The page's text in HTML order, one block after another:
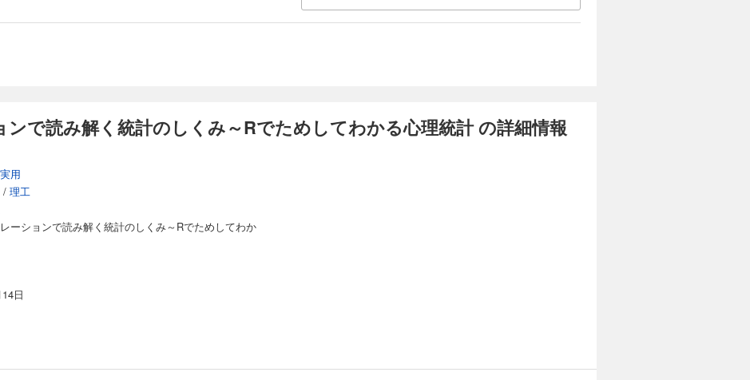
2.2 オブジェクトと変数の種類
3.2 確率分布の期待値と分散
3.3 乱数生成シミュレーションで確率分布を模倣する
●第4章 母数の推定のシミュレーション
4.1 統計的推測の基礎
4.3 相関係数の標本分布と信頼区間
4.4 演習問題
5.3 エラー確率のシミュレーション
6.1 統計的検定とQRPs
で読み解く統計のしくみ～Rでためしてわかる心理統計 の詳細情報
用
/ 理工
ーションで読み解く統計のしくみ～Rでためしてわか
日